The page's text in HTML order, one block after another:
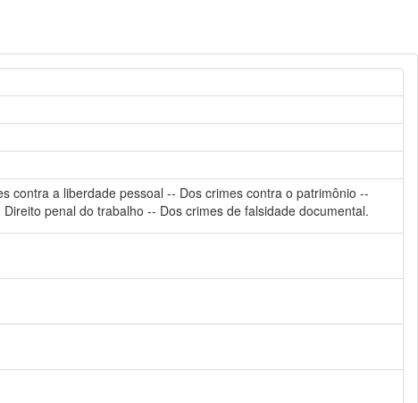
contra a liberdade pessoal -- Dos crimes contra o patrimônio --
penal do trabalho -- Dos crimes de falsidade documental.